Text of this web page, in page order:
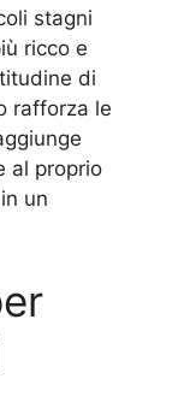
stagni
ricco e
di
rafforza le
al proprio
un